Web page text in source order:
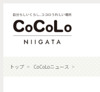
トップ CoCoLoニュース